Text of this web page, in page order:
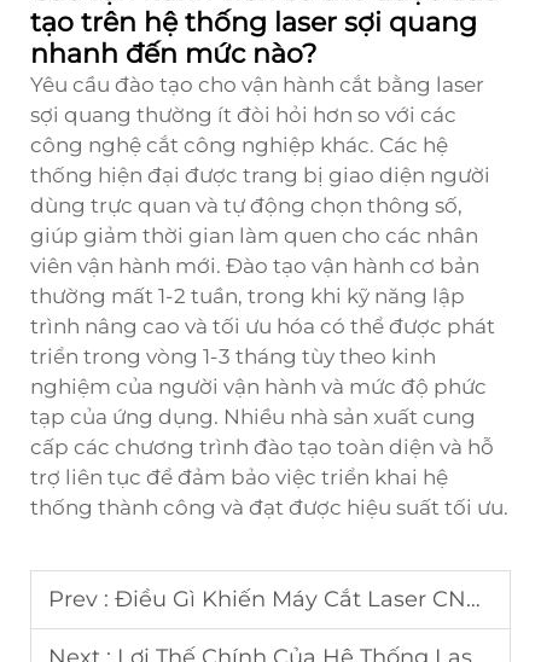
tạo trên hệ thống laser sợi quang
nhanh đến mức nào?
Yêu cầu đào tạo cho vận hành cắt bằng laser
sợi quang thường ít đòi hỏi hơn so với các
công nghệ cắt công nghiệp khác. Các hệ
thống hiện đại được trang bị giao diện người
dùng trực quan và tự động chọn thông số,
giúp giảm thời gian làm quen cho các nhân
viên vận hành mới. Đào tạo vận hành cơ bản
thường mất 1-2 tuần, trong khi kỹ năng lập
trình nâng cao và tối ưu hóa có thể được phát
triển trong vòng 1-3 tháng tùy theo kinh
nghiệm của người vận hành và mức độ phức
tạp của ứng dụng. Nhiều nhà sản xuất cung
cấp các chương trình đào tạo toàn diện và hỗ
trợ liên tục để đảm bảo việc triển khai hệ
thống thành công và đạt được hiệu suất tối ưu.
Prev : Điều Gì Khiến Máy Cắt Laser CNC Hiệu Quả Hơn?